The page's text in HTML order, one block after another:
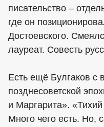
писательство –
где он
Достоевского.
лауреат. Совесть
Есть ещё Булгаков с
позднесоветской
и Маргарита».
Много чего есть. Но,